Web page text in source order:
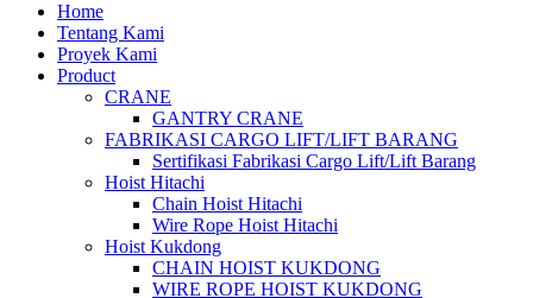
Home
Tentang Kami
Proyek Kami
Product
CRANE
GANTRY CRANE
FABRIKASI CARGO LIFT/LIFT BARANG
Sertifikasi Fabrikasi Cargo Lift/Lift Barang
Hoist Hitachi
Chain Hoist Hitachi
Wire Rope Hoist Hitachi
Hoist Kukdong
CHAIN HOIST KUKDONG
WIRE ROPE HOIST KUKDONG